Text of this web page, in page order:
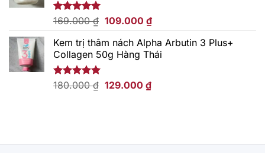
Được xếp
5 sao
169.000₫ Giá
là:
169.000 ₫.
109.000 ₫Giá
tại
là:
Kem trị thâm nách Alpha Arbutin 3 Plus+
Collagen 50g Hàng Thái
Được xếp
180.000₫ Giá
129.000 ₫Giá